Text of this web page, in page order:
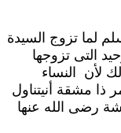
لما تزوج السيدة
التى تزوجها
النساء
مشقة أنيتناول
رضى الله عنها